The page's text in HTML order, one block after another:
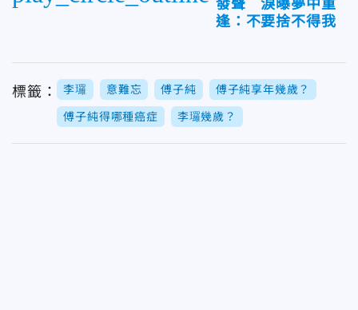
發聲 淚曝夢中重
逢：不要捨不得我
標籤： 李㼈 意難忘 傅子純 傅子純享年幾歲？
傅子純得哪種癌症 李㼈幾歲？